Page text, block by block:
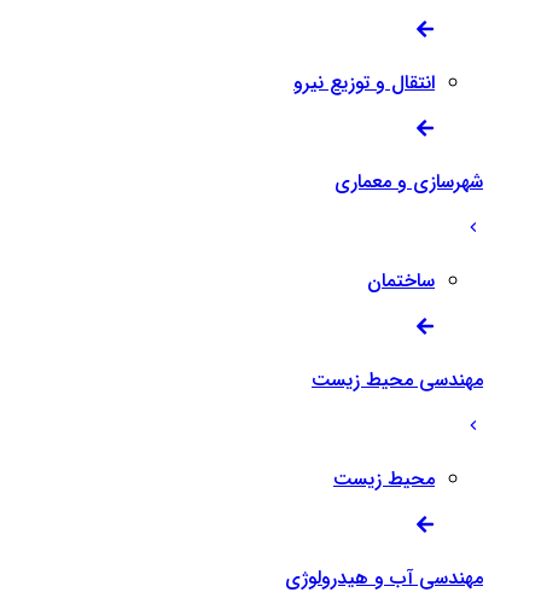
انتقال و توزیع نیرو
شهرسازی و معماری
ساختمان
مهندسی محیط زیست
محیط زیست
مهندسی آب و هیدرولوژی